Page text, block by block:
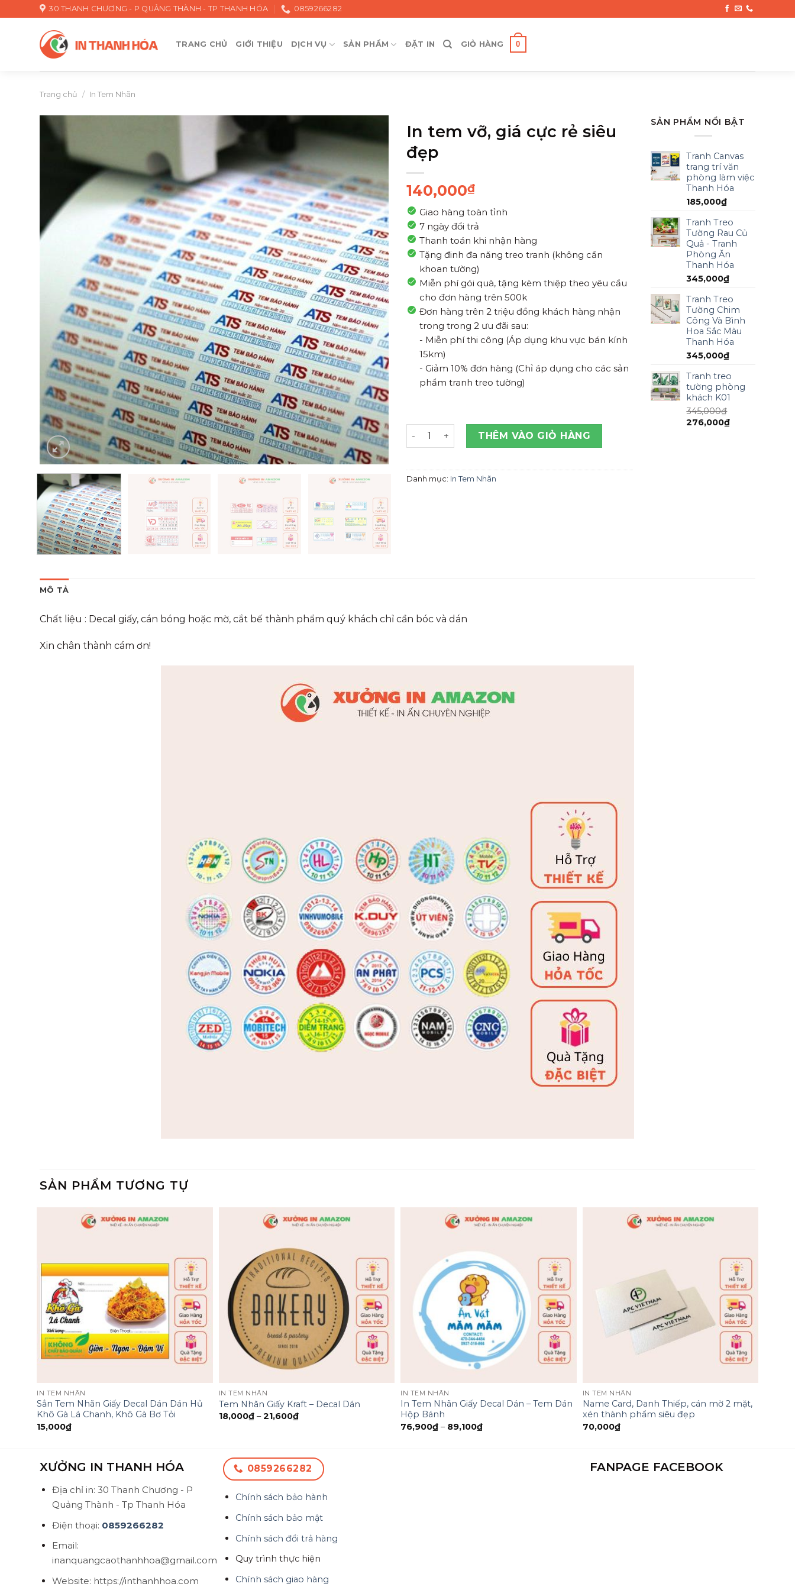
to
30 THANH CHƯƠNG - P QUẢNG THÀNH - TP THANH HÓA 0859266282
TRANG CHỦ GIỚI THIỆU DỊCH VỤ SẢN PHẨM ĐẶT IN GIỎ HÀNG 0
Trang chủ / In Tem Nhãn
In tem vỡ, giá cực rẻ siêu
đẹp
140,000₫
Giao hàng toàn tỉnh
7 ngày đổi trả
Thanh toán khi nhận hàng
Tặng đinh đa năng treo tranh (không cần
khoan tường)
Miễn phí gói quà, tặng kèm thiệp theo yêu cầu
cho đơn hàng trên 500k
Đơn hàng trên 2 triệu đồng khách hàng nhận
trong trong 2 ưu đãi sau:
- Miễn phí thi công (Áp dụng khu vực bán kính
15km)
- Giảm 10% đơn hàng (Chỉ áp dụng cho các sản
phẩm tranh treo tường)
In tem vỡ, giá cực rẻ siêu đẹp số lượng
THÊM VÀO GIỎ HÀNG
Danh mục: In Tem Nhãn
SẢN PHẨM NỔI BẬT
Tranh Canvas
trang trí văn
phòng làm việc
Thanh Hóa
185,000₫
Tranh Treo
Tường Rau Củ
Quả - Tranh
Phòng Ăn
Thanh Hóa
345,000₫
Tranh Treo
Tường Chim
Công Và Bình
Hoa Sắc Màu
Thanh Hóa
345,000₫
Tranh treo
tường phòng
khách K01
345,000₫
276,000₫
MÔ TẢ
Chất liệu : Decal giấy, cán bóng hoặc mờ, cắt bế thành phẩm quý khách chỉ cần bóc và dán
Xin chân thành cám ơn!
SẢN PHẨM TƯƠNG TỰ
IN TEM NHÃN
Sẳn Tem Nhãn Giấy Decal Dán Dán Hủ
Khô Gà Lá Chanh, Khô Gà Bơ Tỏi
15,000₫
IN TEM NHÃN
Tem Nhãn Giấy Kraft – Decal Dán
18,000₫–21,600₫
IN TEM NHÃN
In Tem Nhãn Giấy Decal Dán – Tem Dán
Hộp Bánh
76,900₫ – 89,100₫
IN TEM NHÃN
Name Card, Danh Thiếp, cán mờ 2 mặt,
xén thành phẩm siêu đẹp
70,000₫
XƯỞNG IN THANH HÓA
Địa chỉ in: 30 Thanh Chương - P
Quảng Thành - Tp Thanh Hóa
Điện thoại: 0859266282
Email:
inanquangcaothanhhoa@gmail.com
Website: https://inthanhhoa.com
0859266282
Chính sách bảo hành
Chính sách bảo mật
Chính sách đổi trả hàng
Quy trình thực hiện
Chính sách giao hàng
FANPAGE FACEBOOK